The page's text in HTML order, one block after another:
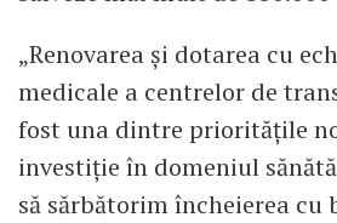
„Renovarea și dotarea cu
medicale a centrelor de
fost una dintre prioritățile
investiție în domeniul
să sărbătorim încheierea cu